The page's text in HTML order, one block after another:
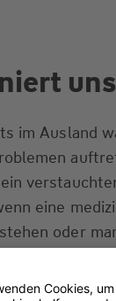
im Ausland
eine
oder